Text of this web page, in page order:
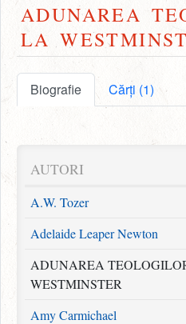
ADUNAREA
LA
Biografie Cărți (1)
AUTORI
A.W. Tozer
Adelaide Leaper Newton
ADUNAREA
WESTMINSTER
Amy Carmichael